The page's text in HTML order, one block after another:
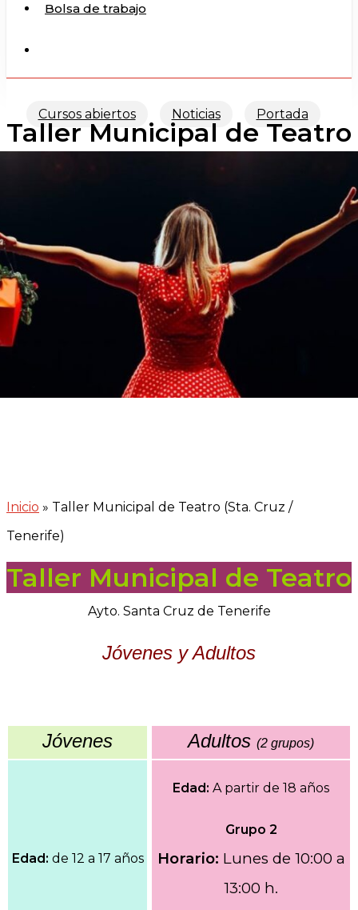
Bolsa de trabajo
Cursos abiertos Noticias Portada
Taller Municipal de Teatro
Inicio » Taller Municipal de Teatro (Sta. Cruz /
Tenerife)
Taller Municipal de Teatro
Ayto. Santa Cruz de Tenerife
Jóvenes y Adultos
Jóvenes Adultos (2 grupos)
Edad: de 12 a 17 años
Edad: A partir de 18 años
Grupo 2
Horario: Lunes de 10:00 a
13:00 h.